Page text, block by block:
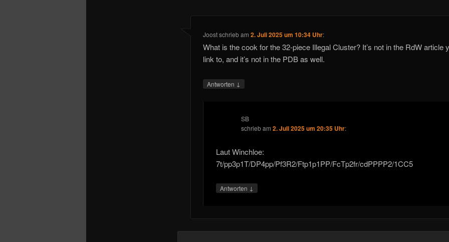
Joostschriebam2. Juli 2025 um 10:34 Uhr:
What is the cook for the 32-piece Illegal Cluster? It’s not in the RdW article
link to, and it’s not in the PDB as well.
Antworten ↓
SB
schriebam 2. Juli 2025 um 20:35 Uhr:
Laut Winchloe:
7t/pp3p1T/DP4pp/Pf3R2/Ftp1p1PP/FcTp2fr/cdPPPP2/1CC5
Antworten ↓